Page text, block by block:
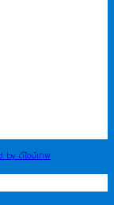
by ดีไซน์เทพ